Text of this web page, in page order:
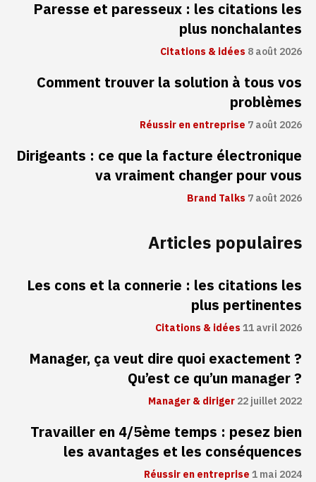
Paresse et paresseux : les citations les
plus nonchalantes
Citations & idées8 août 2026
Comment trouver la solution à tous vos
problèmes
Réussir en entreprise 7 août 2026
Dirigeants : ce que la facture électronique
va vraiment changer pour vous
Brand Talks7 août 2026
Articles populaires
Les cons et la connerie : les citations les
plus pertinentes
Citations & idées11 avril 2026
Manager, ça veut dire quoi exactement ?
Qu’est ce qu’un manager ?
Manager & diriger22 juillet 2022
Travailler en 4/5ème temps : pesez bien
les avantages et les conséquences
Réussir en entreprise1 mai 2024